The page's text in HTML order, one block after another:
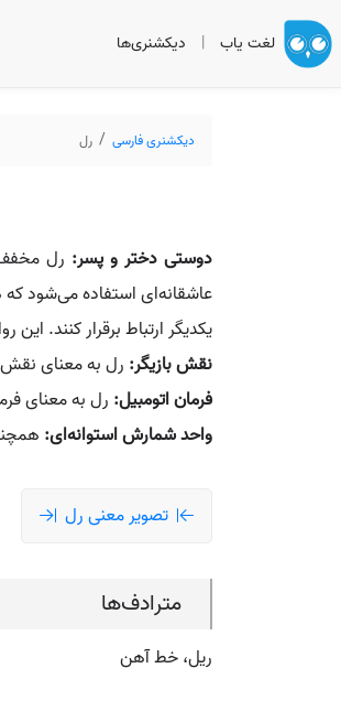
لغت یاب | دیکشنری‌ها
دیکشنری فارسی رل
دوستی دختر و پسر:
عاشقانه‌ای استفاده می‌شود که
یکدیگر ارتباط برقرار کنند.
نقش بازیگر: رل به معنای
فرمان اتومبیل: رل به معنای
واحد شمارش استوانه‌ای:
تصویر معنی رل
مترادف‌ها
ریل، خط آهن